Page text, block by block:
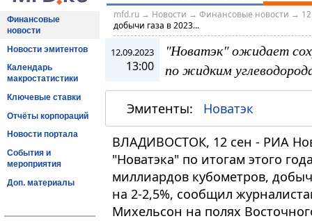
Финансовые
новости
Новости эмитентов
Календарь
макростатистики
Ключевые ставки
Отчёты корпораций
Новости портала
События и
мероприятия
Доп. материалы
mfd.ru→ Новости → Финансовые новости →
добычи газа в 2023...
12.09.2023
13:00
"Новатэк" ожидает
по жидким
Эмитенты: Новатэк
ВЛАДИВОСТОК, 12 сен - РИА
"Новатэка" по итогам этого
миллиардов кубометров,
на 2-2,5%, сообщил
Михельсон на полях